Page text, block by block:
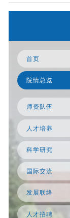
发展联络
英文网站
首页
院情总览
师资队伍
人才培养
科学研究
国际交流
发展联络
人才招聘